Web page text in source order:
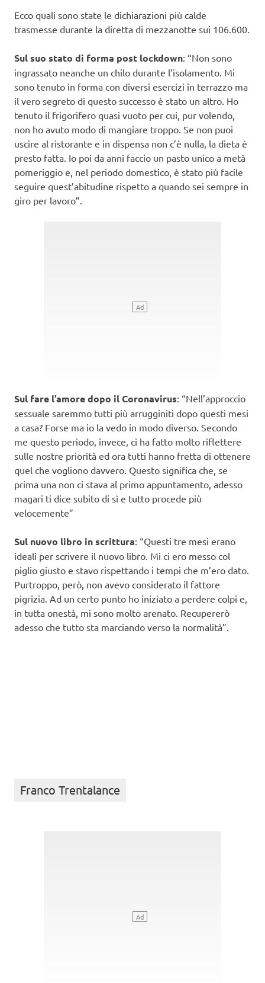
Ecco quali sono state le dichiarazioni più calde
trasmesse durante la diretta di mezzanotte sui 106.600.
Sul suo stato di forma post lockdown: “Non sono
ingrassato neanche un chilo durante l’isolamento. Mi
sono tenuto in forma con diversi esercizi in terrazzo ma
il vero segreto di questo successo è stato un altro. Ho
tenuto il frigorifero quasi vuoto per cui, pur volendo,
non ho avuto modo di mangiare troppo. Se non puoi
uscire al ristorante e in dispensa non c’è nulla, la dieta è
presto fatta. Io poi da anni faccio un pasto unico a metà
pomeriggio e, nel periodo domestico, è stato più facile
seguire quest’abitudine rispetto a quando sei sempre in
giro per lavoro”.
Sul fare l’amore dopo il Coronavirus: “Nell’approccio
sessuale saremmo tutti più arrugginiti dopo questi mesi
a casa? Forse ma io la vedo in modo diverso. Secondo
me questo periodo, invece, ci ha fatto molto riflettere
sulle nostre priorità ed ora tutti hanno fretta di ottenere
quel che vogliono davvero. Questo significa che, se
prima una non ci stava al primo appuntamento, adesso
magari ti dice subito di sì e tutto procede più
velocemente”
Sul nuovo libro in scrittura: “Questi tre mesi erano
ideali per scrivere il nuovo libro. Mi ci ero messo col
piglio giusto e stavo rispettando i tempi che m’ero dato.
Purtroppo, però, non avevo considerato il fattore
pigrizia. Ad un certo punto ho iniziato a perdere colpi e,
in tutta onestà, mi sono molto arenato. Recupererò
adesso che tutto sta marciando verso la normalità”.
Franco Trentalance